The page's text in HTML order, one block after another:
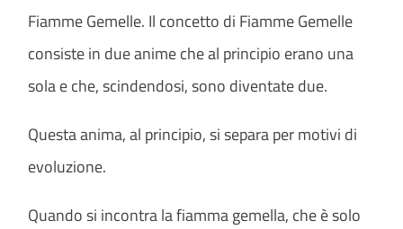
Fiamme Gemelle. Il concetto di Fiamme Gemelle
consiste in due anime che al principio erano una
sola e che, scindendosi, sono diventate due.
Questa anima, al principio, si separa per motivi di
evoluzione.
Quando si incontra la fiamma gemella, che è solo